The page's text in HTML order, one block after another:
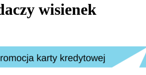
wisienek